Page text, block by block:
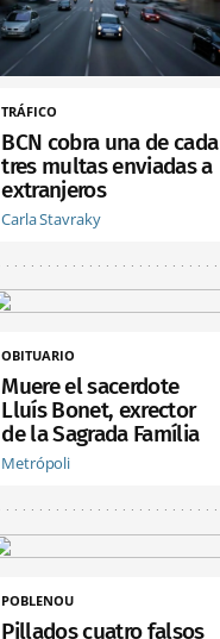
TRÁFICO
BCN cobra una de cada
tres multas enviadas a
extranjeros
Carla Stavraky
OBITUARIO
Muere el sacerdote
Lluís Bonet, exrector
de la Sagrada Família
Metrópoli
POBLENOU
Pillados cuatro falsos